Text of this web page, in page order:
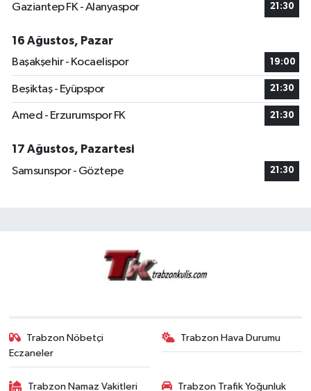
Gaziantep FK - Alanyaspor 21:30
16 Ağustos, Pazar
Başakşehir - Kocaelispor
19:00
Beşiktaş - Eyüpspor 21:30
Amed - Erzurumspor FK 21:30
17 Ağustos, Pazartesi
Samsunspor - Göztepe
21:30
Trabzon Nöbetçi
Eczaneler
Trabzon Hava Durumu
Trabzon Namaz Vakitleri Trabzon Trafik Yoğunluk